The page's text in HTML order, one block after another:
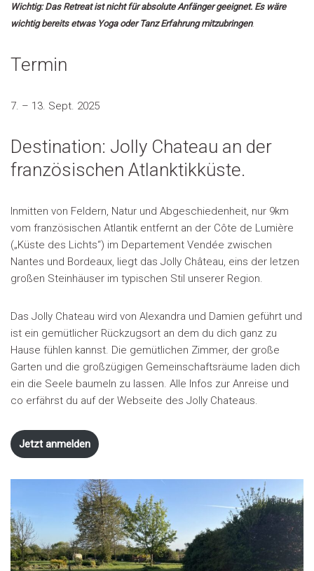
Wichtig: Das Retreat ist nicht für absolute Anfänger geeignet. Es wäre
wichtig bereits etwas Yoga oderTanz Erfahrung mitzubringen.
Termin
7. – 13. Sept. 2025
Destination: Jolly Chateau an der
französischen Atlanktikküste.
Inmitten von Feldern, Natur und Abgeschiedenheit, nur 9km
vom französischen Atlantik entfernt an der Côte de Lumière
(„Küste des Lichts“) im Departement Vendée zwischen
Nantes und Bordeaux, liegt das Jolly Château, eins der letzen
großen Steinhäuser im typischen Stil unserer Region.
Das Jolly Chateau wird von Alexandra und Damien geführt und
ist ein gemütlicher Rückzugsort an dem du dich ganz zu
Hause fühlen kannst. Die gemütlichen Zimmer, der große
Garten und die großzügigen Gemeinschaftsräume laden dich
ein die Seele baumeln zu lassen. Alle Infos zur Anreise und
co erfährst du auf der Webseite des Jolly Chateaus.
Jetzt anmelden